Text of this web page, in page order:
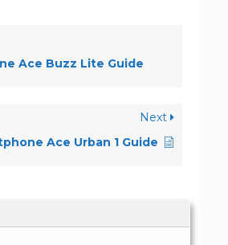
Ace Buzz Lite Guide
Next
Ace Urban 1 Guide